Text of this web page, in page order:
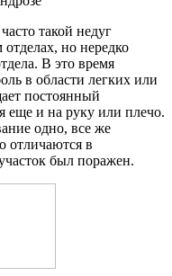
такой недуг
но нередко
В это время
в области легких или
постоянный
еще и на руку или плечо.
одно, все же
отличаются в
был поражен.